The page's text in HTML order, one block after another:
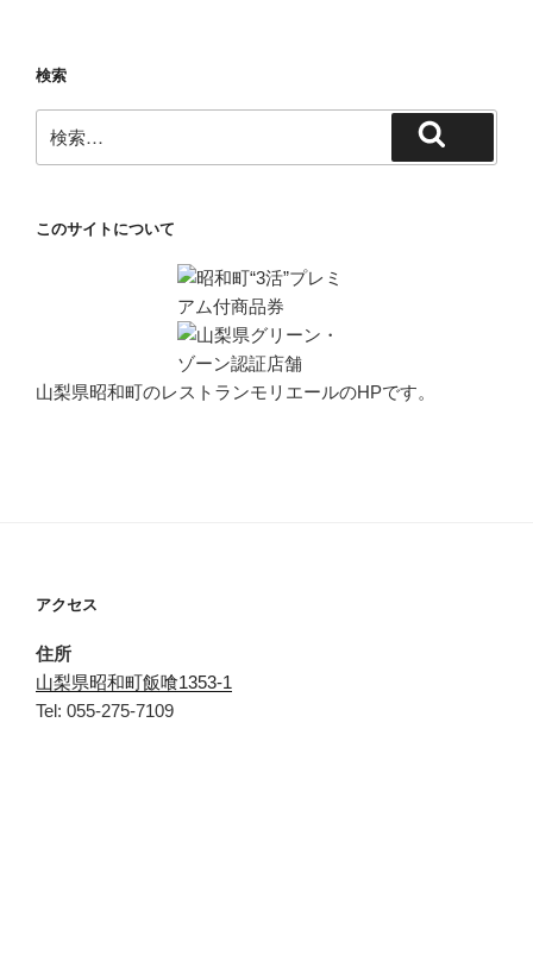
検索
索:
索
このサイトについて
山梨県昭和町のレストランモリエールのHPです。
アクセス
住所
山梨県昭和町飯喰1353-1
Tel: 055-275-7109